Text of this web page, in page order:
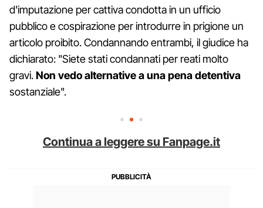
d'imputazione per cattiva condotta in un ufficio
pubblico e cospirazione per introdurre in prigione un
articolo proibito. Condannando entrambi, il giudice ha
dichiarato: "Siete stati condannati per reati molto
gravi.Non vedo alternative a una pena detentiva
sostanziale".
Continua a leggere su Fanpage.it